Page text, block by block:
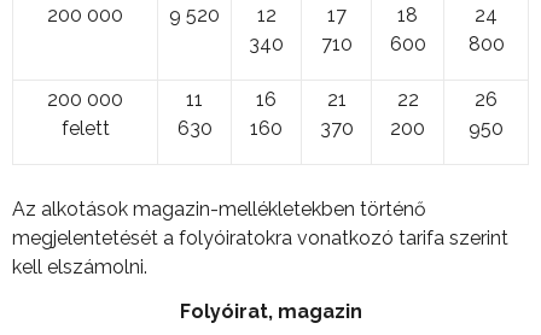
200 000 9 520
12
340
17
710
18
600
24
800
200 000
felett
11
630
16
160
21
370
22
200
26
950
Az alkotások magazin-mellékletekben történő
megjelentetését a folyóiratokra vonatkozó tarifa szerint
kell elszámolni.
Folyóirat, magazin